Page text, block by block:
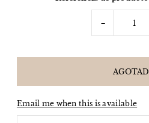
-
Email me when this is available